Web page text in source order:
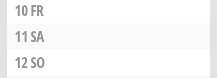
10FR
11 SA
12SO